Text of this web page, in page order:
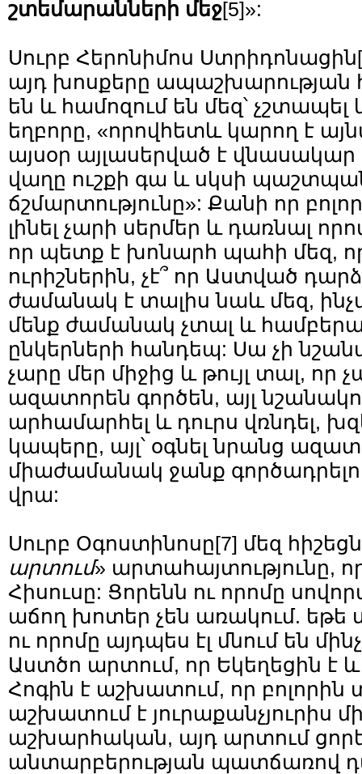
շտեմարանների մեջ[5]»:
Սուրբ Հերոնիմոս Ստրիդոնացին
այդ խոսքերը ապաշխարության
են և համոզում են մեզ՝
եղբորը, «որովհետև կարող է
այսօր այլասերված է վնասակար
վաղը ուշքի գա և սկսի
ճշմարտությունը»: Քանի որ
լինել չարի սերմեր և դառնալ
որ պետք է խոնարհ պահի մեզ,
ուրիշներին, չէ՞ որ Աստված
ժամանակ է տալիս նաև մեզ,
մենք ժամանակ չտալ և
ընկերների հանդեպ: Սա չի
չարը մեր միջից և թույլ տալ, որ
ազատորեն գործեն, այլ
արհամարհել և դուրս վռնդել,
կապերը, այլ՝ օգնել նրանց
միաժամանակ ջանք
վրա:
Սուրբ Օգոստինոսը[7] մեզ
արտում» արտահայտությունը,
Հիսուսը: Ցորենն ու որոմը
աճող խոտեր չեն առակում. եթե
ու որոմը այդպես էլ մնում են
Աստծո արտում, որ Եկեղեցին է
Հոգին է աշխատում, որ բոլորին
աշխատում է յուրաքանչյուրիս
աշխարհական, այդ արտում
անտարբերության պատճառով